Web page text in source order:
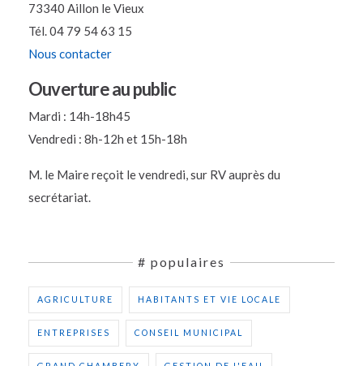
73340 Aillon le Vieux
Tél. 04 79 54 63 15
Nous contacter
Ouverture au public
Mardi : 14h-18h45
Vendredi : 8h-12h et 15h-18h
M. le Maire reçoit le vendredi, sur RV auprès du
secrétariat.
# populaires
AGRICULTURE HABITANTS ET VIE LOCALE
ENTREPRISES CONSEIL MUNICIPAL